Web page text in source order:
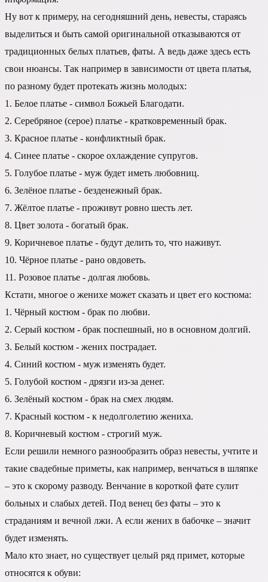
Ну вот к примеру, на сегодняшний день, невесты, стараясь
выделиться и быть самой оригинальной отказываются от
традиционных белых платьев, фаты. А ведь даже здесь есть
свои нюансы. Так например в зависимости от цвета платья,
по разному будет протекать жизнь молодых:
1. Белое платье - символ Божьей Благодати.
2. Серебряное (серое) платье - кратковременный брак.
3. Красное платье - конфликтный брак.
4. Синее платье - скорое охлаждение супругов.
5. Голубое платье - муж будет иметь любовниц.
6. Зелёное платье - безденежный брак.
7. Жёлтое платье - проживут ровно шесть лет.
8. Цвет золота - богатый брак.
9. Коричневое платье - будут делить то, что наживут.
10. Чёрное платье - рано овдоветь.
11. Розовое платье - долгая любовь.
Кстати, многое о женихе может сказать и цвет его костюма:
1. Чёрный костюм - брак по любви.
2. Серый костюм - брак поспешный, но в основном долгий.
3. Белый костюм - жених пострадает.
4. Синий костюм - муж изменять будет.
5. Голубой костюм - дрязги из-за денег.
6. Зелёный костюм - брак на смех людям.
7. Красный костюм - к недолголетию жениха.
8. Коричневый костюм - строгий муж.
Если решили немного разнообразить образ невесты, учтите и
такие свадебные приметы, как например, венчаться в шляпке
– это к скорому разводу. Венчание в короткой фате сулит
больных и слабых детей. Под венец без фаты – это к
страданиям и вечной лжи. А если жених в бабочке – значит
будет изменять.
Мало кто знает, но существует целый ряд примет, которые
относятся к обуви: